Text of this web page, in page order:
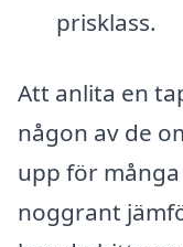
prisklass.
Att anlita en
någon av de
upp för
noggrant